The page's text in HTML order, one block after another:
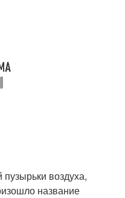
воздуха,
название